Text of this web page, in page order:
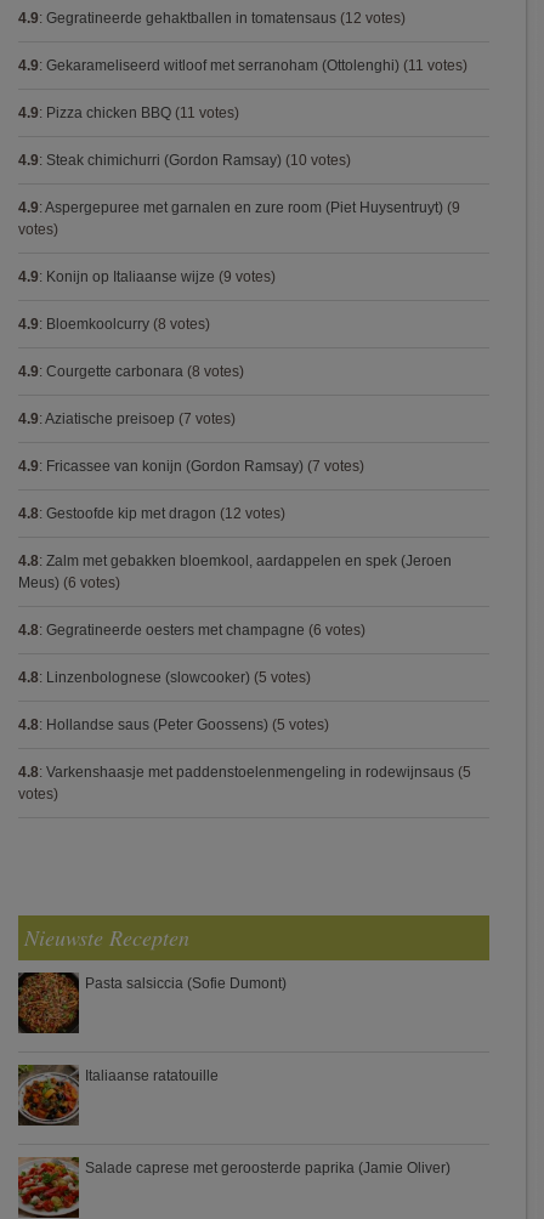
4.9: Gegratineerde gehaktballen in tomatensaus (12 votes)
4.9: Gekarameliseerd witloof met serranoham (Ottolenghi) (11 votes)
4.9: Pizza chicken BBQ (11 votes)
4.9: Steak chimichurri (Gordon Ramsay) (10 votes)
4.9: Aspergepuree met garnalen en zure room (Piet Huysentruyt) (9
votes)
4.9: Konijn op Italiaanse wijze (9 votes)
4.9: Bloemkoolcurry (8 votes)
4.9: Courgette carbonara (8 votes)
4.9: Aziatische preisoep (7 votes)
4.9: Fricassee van konijn (Gordon Ramsay) (7 votes)
4.8: Gestoofde kip met dragon (12 votes)
4.8: Zalm met gebakken bloemkool, aardappelen en spek (Jeroen
Meus) (6 votes)
4.8: Gegratineerde oesters met champagne (6 votes)
4.8: Linzenbolognese (slowcooker) (5 votes)
4.8: Hollandse saus (Peter Goossens) (5 votes)
4.8: Varkenshaasje met paddenstoelenmengeling in rodewijnsaus (5
votes)
Nieuwste Recepten
Pasta salsiccia (Sofie Dumont)
Italiaanse ratatouille
Salade caprese met geroosterde paprika (Jamie Oliver)